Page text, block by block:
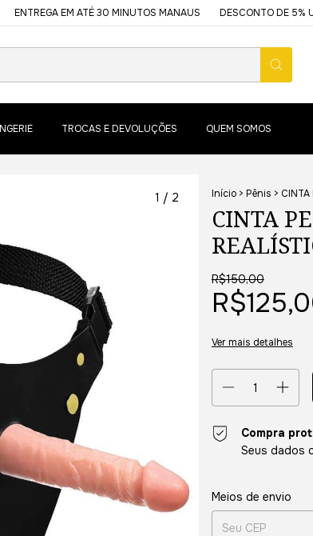
EM ATÉ 30 MINUTOS MANAUS DESCONTO DE 5% USANDO
TROCAS E DEVOLUÇÕES QUEM SOMOS
1 / 2 Início > Pênis > CINTA
CINTA
R$150,00
Ver mais detalhes
Compra
Seus dados
Entregas para o CEP:
Meios de envio